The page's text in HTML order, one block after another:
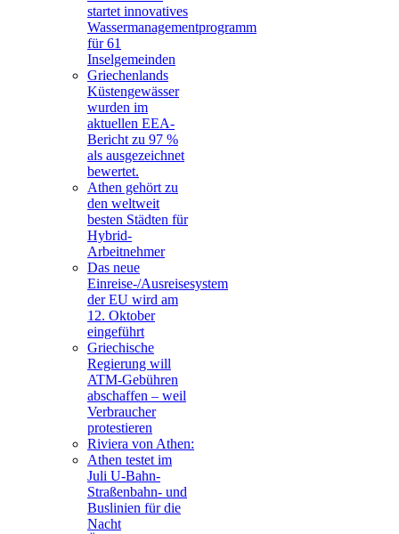
startet innovatives
Wassermanagementprogramm
für 61
Inselgemeinden
Griechenlands
Küstengewässer
wurden im
aktuellen EEA-
Bericht zu 97 %
als ausgezeichnet
bewertet.
Athen gehört zu
den weltweit
besten Städten für
Hybrid-
Arbeitnehmer
Das neue
Einreise-/Ausreisesystem
der EU wird am
12. Oktober
eingeführt
Griechische
Regierung will
ATM-Gebühren
abschaffen – weil
Verbraucher
protestieren
Riviera von Athen:
Athen testet im
Juli U-Bahn-
Straßenbahn- und
Buslinien für die
Nacht